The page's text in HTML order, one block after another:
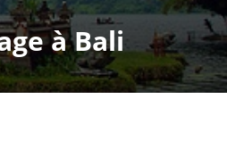
à Bali